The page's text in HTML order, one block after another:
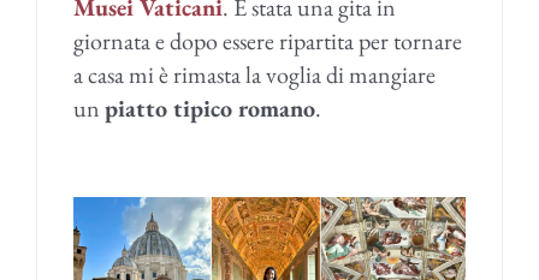
Musei Vaticani. È stata una gita in
giornata e dopo essere ripartita per tornare
a casa mi è rimasta la voglia di mangiare
unpiatto tipico romano.